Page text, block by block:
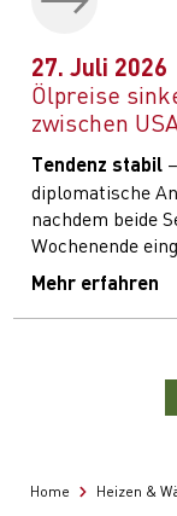
27. Juli 2026
Ölpreise
zwischen
Tendenz stabil
diplomatische
nachdem beide
Wochenende
Mehr erfahren
Home Heizen &